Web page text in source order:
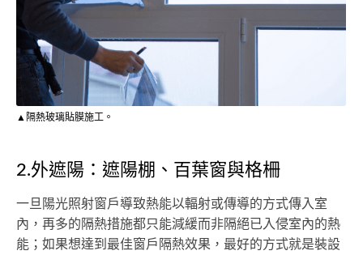
▲隔熱玻璃貼膜施工。
2.外遮陽：遮陽棚、百葉窗與格柵
一旦陽光照射窗戶導致熱能以輻射或傳導的方式傳入室
內，再多的隔熱措施都只能減緩而非隔絕已入侵室內的熱
能；如果想達到最佳窗戶隔熱效果，最好的方式就是裝設